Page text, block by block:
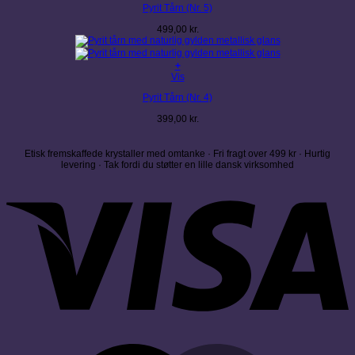
Pyrit Tårn (Nr. 5)
499,00 kr.
+
Vis
Pyrit Tårn (Nr. 4)
399,00 kr.
Etisk fremskaffede krystaller med omtanke · Fri fragt over 499 kr · Hurtig
levering · Tak fordi du støtter en lille dansk virksomhed